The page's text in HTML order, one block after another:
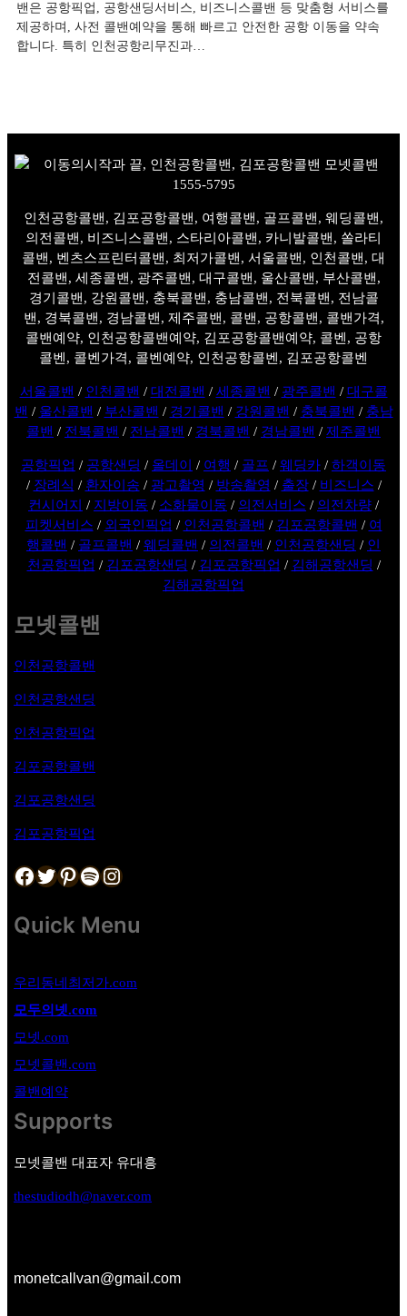
밴은 공항픽업, 공항샌딩서비스, 비즈니스콜밴 등 맞춤형 서비스를
제공하며, 사전 콜밴예약을 통해 빠르고 안전한 공항 이동을 약속
합니다. 특히 인천공항리무진과…
인천공항콜밴, 김포공항콜밴, 여행콜밴, 골프콜밴, 웨딩콜밴,
의전콜밴, 비즈니스콜밴, 스타리아콜밴, 카니발콜밴, 쏠라티
콜밴, 벤츠스프린터콜밴, 최저가콜밴, 서울콜밴, 인천콜밴, 대
전콜밴, 세종콜밴, 광주콜밴, 대구콜밴, 울산콜밴, 부산콜밴,
경기콜밴, 강원콜밴, 충북콜밴, 충남콜밴, 전북콜밴, 전남콜
밴, 경북콜밴, 경남콜밴, 제주콜밴, 콜밴, 공항콜밴, 콜밴가격,
콜밴예약, 인천공항콜밴예약, 김포공항콜밴예약, 콜벤, 공항
콜벤, 콜벤가격, 콜벤예약, 인천공항콜벤, 김포공항콜벤
서울콜밴 / 인천콜밴 / 대전콜밴 / 세종콜밴 / 광주콜밴 / 대구콜
밴 / 울산콜밴 / 부산콜밴 / 경기콜밴 / 강원콜밴 / 충북콜밴 / 충남
콜밴 / 전북콜밴 / 전남콜밴 / 경북콜밴 / 경남콜밴 / 제주콜밴
공항픽업 / 공항샌딩 / 올데이 / 여행 / 골프 / 웨딩카 / 하객이동
/ 장례식 / 환자이송 / 광고촬영 / 방송촬영 / 출장/ 비즈니스 /
컨시어지 / 지방이동 / 소화물이동 / 의전서비스 / 의전차량 /
피켓서비스 / 외국인픽업 / 인천공항콜밴 / 김포공항콜밴 / 여
행콜밴 / 골프콜밴 / 웨딩콜밴 / 의전콜밴 / 인천공항샌딩 / 인
천공항픽업 / 김포공항샌딩 / 김포공항픽업 / 김해공항샌딩 /
김해공항픽업
모넷콜밴
인천공항콜밴
인천공항샌딩
인천공항픽업
김포공항콜밴
김포공항샌딩
김포공항픽업
Facebook Twitter Pinterest Spotify Instagram
Quick Menu
우리동네최저가.com
모두의넷.com
모넷.com
모넷콜밴.com
콜밴예약
Supports
모넷콜밴 대표자 유대흥
thestudiodh@naver.com
monetcallvan@gmail.com